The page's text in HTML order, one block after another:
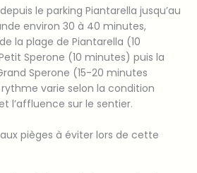
le parking Piantarella jusqu’au
environ 30 à 40 minutes,
la plage de Piantarella (10
Sperone (10 minutes) puis la
Sperone (15-20 minutes
varie selon la condition
l’affluence sur le sentier.
pièges à éviter lors de cette